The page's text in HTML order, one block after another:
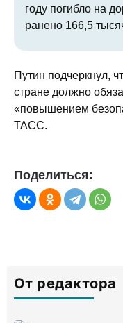
году погибло на
ранено 166,5
Путин подчеркнул,
стране должно
«повышением
ТАСС.
Поделиться:
От редактора